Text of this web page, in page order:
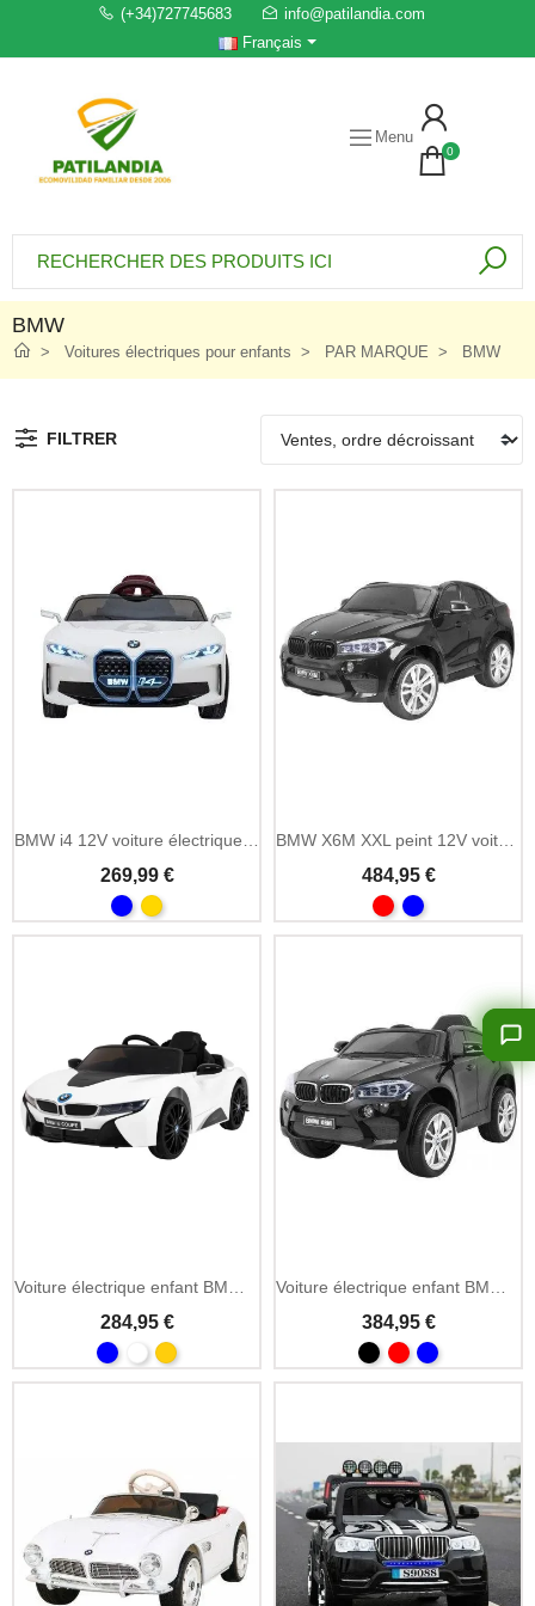
(+34)727745683
info@patilandia.com
Français
Menu
0
BMW
Voitures électriques pour enfants PAR MARQUE BMW
FILTRER
BMW i4 12V voiture électrique enfant avec MP3 Bluetooth
269,99 €
BMW X6M XXL peint 12V voiture électrique enfant MP3
484,95 €
Voiture électrique enfant BMW i8 Lift 12V télécommande 2.4GHz
284,95 €
Voiture électrique enfant BMW X6M peinte 12V télécommande 2.4GHz
384,95 €